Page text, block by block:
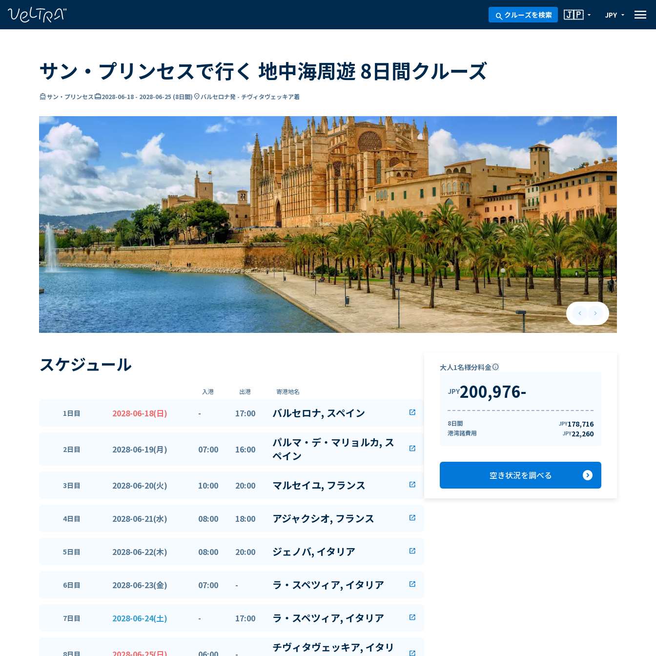
search クルーズを検索 arrow_drop_down
🇯🇵 arrow_drop_down
JPY menu
サン・プリンセスで行く 地中海周遊 8日間クルーズ
directions_boatサン・プリンセスcard_travel2028-06-18 - 2028-06-25 (8日間) location_onバルセロナ発 - チヴィタヴェッキア着
keyboard_arrow_leftPrevious slide
keyboard_arrow_rightNext slide
スケジュール
入港 出港 寄港地名
1日目 2028-06-18(日) - 17:00 バルセロナ, スペイン open_in_new
2日目 2028-06-19(月) 07:00 16:00
パルマ・デ・マリョルカ, ス
ペイン
open_in_new
3日目 2028-06-20(火) 10:00 20:00 マルセイユ, フランス open_in_new
4日目 2028-06-21(水) 08:00 18:00 アジャクシオ, フランス open_in_new
5日目 2028-06-22(木) 08:00 20:00 ジェノバ, イタリア open_in_new
6日目 2028-06-23(金) 07:00 - ラ・スペツィア, イタリア open_in_new
7日目 2028-06-24(土) - 17:00 ラ・スペツィア, イタリア open_in_new
8日目
チヴィタヴェッキア, イタリ
open_in_new
大人1名様分料金info
JPY200,976-
8日間 JPY178,716
港湾諸費用 JPY22,260
空き状況を調べる expand_circle_right